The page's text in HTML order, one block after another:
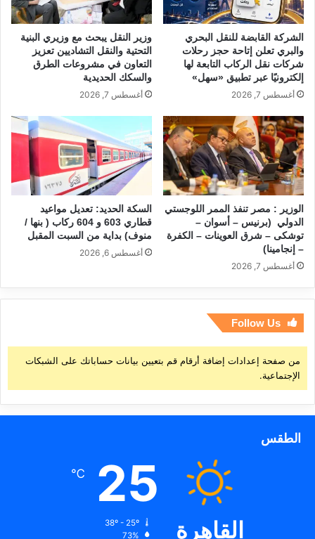
الشركة القابضة للنقل البحري
والبري تعلن إتاحة حجز رحلات
شركات نقل الركاب التابعة لها
إلكترونيًا عبر تطبيق «سهل»
أغسطس 7, 2026
وزير النقل يبحث مع وزيري البنية
التحتية والنقل التشاديين تعزيز
التعاون في مشروعات الطرق
والسكك الحديدية
أغسطس 7, 2026
الوزير : مصر تنفذ الممر اللوجستي
الدولي (برنيس – أسوان –
توشكى – شرق العوينات – الكفرة
– إنجامينا)
أغسطس 7, 2026
السكة الحديد: تعديل مواعيد
قطاري 603 و 604 ركاب ( بنها /
منوف) بداية من السبت المقبل
أغسطس 6, 2026
Follow Us
من صفحة إعدادات إضافة أرقام قم بتعيين بيانات حساباتك على الشبكات
الإجتماعية.
الطقس
القاهرة
25
℃
73%